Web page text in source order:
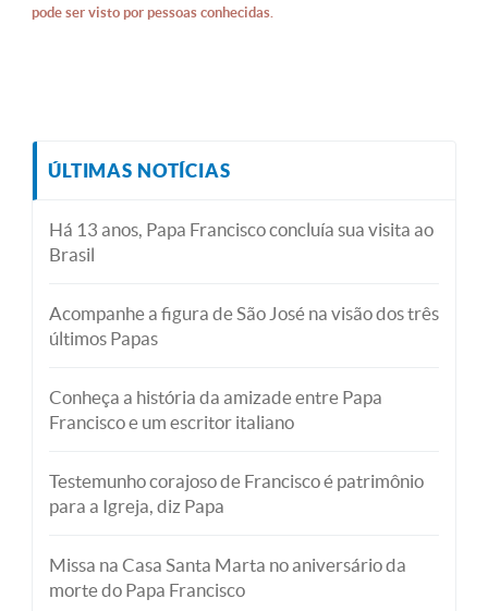
pode ser visto por pessoas conhecidas.
ÚLTIMAS NOTÍCIAS
Há 13 anos, Papa Francisco concluía sua visita ao
Brasil
Acompanhe a figura de São José na visão dos três
últimos Papas
Conheça a história da amizade entre Papa
Francisco e um escritor italiano
Testemunho corajoso de Francisco é patrimônio
para a Igreja, diz Papa
Missa na Casa Santa Marta no aniversário da
morte do Papa Francisco